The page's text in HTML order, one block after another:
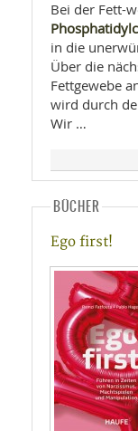
Bei der Fett-
in die
Über die
Fettgewebe
wird durch
Wir …
BÜCHER
Ego first!